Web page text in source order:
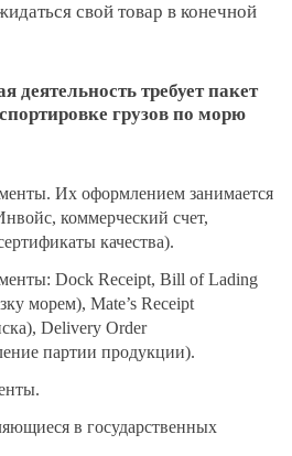
свой товар в конечной
деятельность требует пакет
грузов по морю
Их оформлением занимается
коммерческий счет,
качества).
Dock Receipt, Bill of Lading
морем), Mate’s Receipt
Delivery Order
партии продукции).
в государственных